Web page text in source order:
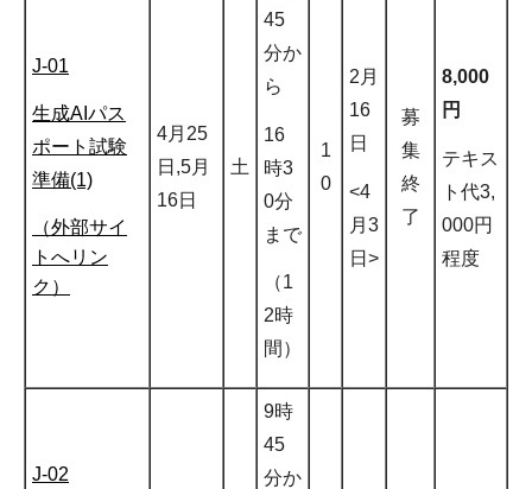
J-01
生成AIパス
ポート試験
準備(1)
（外部サイ
トへリン
ク）
4月25
日,5月
16日
土
45
分か
ら
16
時3
0分
まで
（1
2時
間）
1
0
2月
16
日
<4
月3
日>
募
集
終
了
8,000
円
テキス
ト代3,
000円
程度
J-02
9時
45
分か